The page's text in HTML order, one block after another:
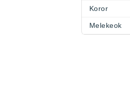
Koror
Melekeok